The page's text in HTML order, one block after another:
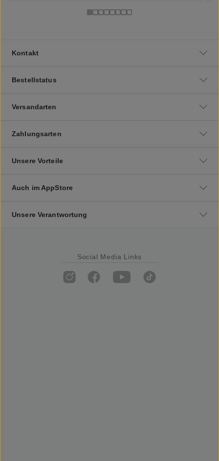
Kontakt
Bestellstatus
Versandarten
Zahlungsarten
Unsere Vorteile
Auch im AppStore
Unsere Verantwortung
Social Media Links